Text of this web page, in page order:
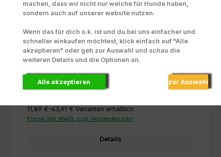
Lumpis Fleischmenü
Inhalt:0.6 Kilo(1,98 € / 0.1 Kilo)
11,89 €-43,91 € Varianten erhältlich
Preise inkl. MwSt. zzgl. Versandkosten
Details
machen, dass wir nicht nur welche für Hunde haben,
sondern auch auf unserer website nutzen.
Wenn das für dich o.k. ist und du bei uns einfacher und
schneller einkaufen möchtest, klick einfach auf "Alle
akzeptieren" oder geh zur Auswahl und schau die
weiteren Details und die Optionen an.
Alle akzeptieren zur Auswahl